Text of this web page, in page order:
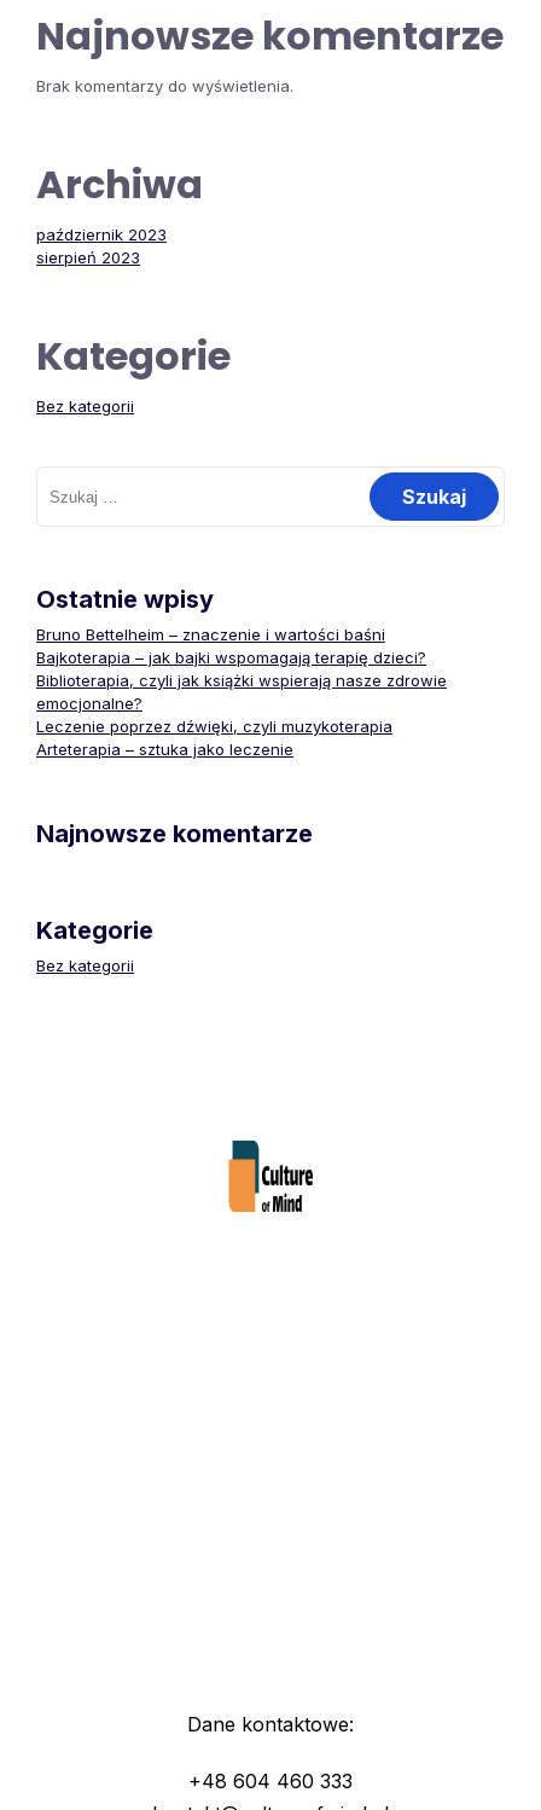
Najnowsze komentarze
Brak komentarzy do wyświetlenia.
Archiwa
październik 2023
sierpień 2023
Kategorie
Bez kategorii
Szukaj:
Ostatnie wpisy
Bruno Bettelheim – znaczenie i wartości baśni
Bajkoterapia – jak bajki wspomagają terapię dzieci?
Biblioterapia, czyli jak książki wspierają nasze zdrowie
emocjonalne?
Leczenie poprzez dźwięki, czyli muzykoterapia
Arteterapia – sztuka jako leczenie
Najnowsze komentarze
Kategorie
Bez kategorii
Dane kontaktowe:
+48 604 460 333